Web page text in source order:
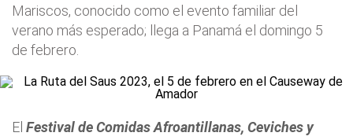
Mariscos, conocido como el evento familiar del
verano más esperado; llega a Panamá el domingo 5
de febrero.
El Festival de Comidas Afroantillanas, Ceviches y